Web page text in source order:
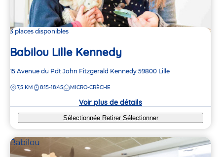
3 places disponibles
Babilou Lille Kennedy
Adresse
la
15 Avenue du Pdt John Fitzgerald Kennedy 59800 Lille
DISTANCE
7,5 KM 8:15-18:45 MICRO-CRÈCHE
Voir plus de détails
Sélectionnée Retirer Sélectionner
Babilou